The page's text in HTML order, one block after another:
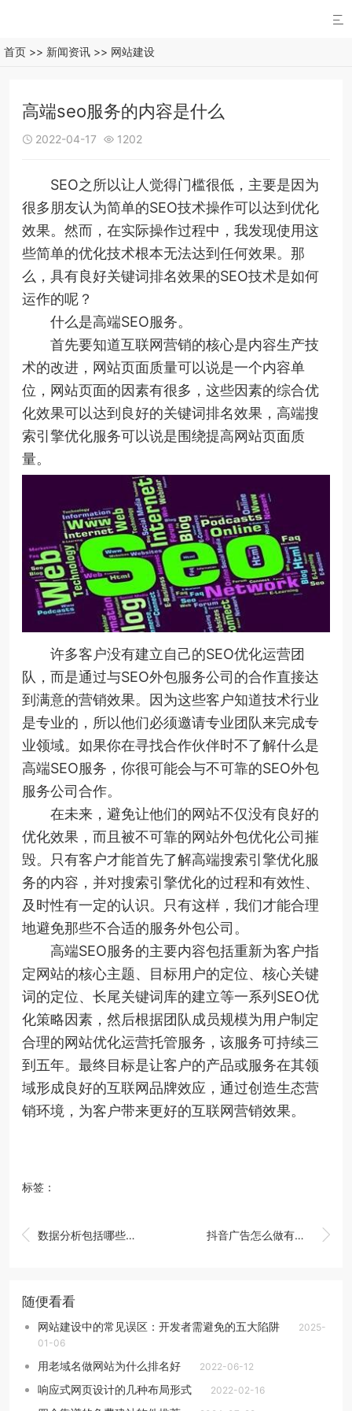

首页 >> 新闻资讯 >> 网站建设
高端seo服务的内容是什么
 2022-04-17  1202
SEO之所以让人觉得门槛很低，主要是因为
很多朋友认为简单的SEO技术操作可以达到优化
效果。然而，在实际操作过程中，我发现使用这
些简单的优化技术根本无法达到任何效果。那
么，具有良好关键词排名效果的SEO技术是如何
运作的呢？
什么是高端SEO服务。
首先要知道互联网营销的核心是内容生产技
术的改进，网站页面质量可以说是一个内容单
位，网站页面的因素有很多，这些因素的综合优
化效果可以达到良好的关键词排名效果，高端搜
索引擎优化服务可以说是围绕提高网站页面质
量。
许多客户没有建立自己的SEO优化运营团
队，而是通过与SEO外包服务公司的合作直接达
到满意的营销效果。因为这些客户知道技术行业
是专业的，所以他们必须邀请专业团队来完成专
业领域。如果你在寻找合作伙伴时不了解什么是
高端SEO服务，你很可能会与不可靠的SEO外包
服务公司合作。
在未来，避免让他们的网站不仅没有良好的
优化效果，而且被不可靠的网站外包优化公司摧
毁。只有客户才能首先了解高端搜索引擎优化服
务的内容，并对搜索引擎优化的过程和有效性、
及时性有一定的认识。只有这样，我们才能合理
地避免那些不合适的服务外包公司。
高端SEO服务的主要内容包括重新为客户指
定网站的核心主题、目标用户的定位、核心关键
词的定位、长尾关键词库的建立等一系列SEO优
化策略因素，然后根据团队成员规模为用户制定
合理的网站优化运营托管服务，该服务可持续三
到五年。最终目标是让客户的产品或服务在其领
域形成良好的互联网品牌效应，通过创造生态营
销环境，为客户带来更好的互联网营销效果。
标签：
 数据分析包括哪些核心内容 
抖音广告怎么做有效果吗
随便看看
网站建设中的常见误区：开发者需避免的五大陷阱
2025-
01-06
用老域名做网站为什么排名好 2022-06-12
响应式网页设计的几种布局形式 2022-02-16